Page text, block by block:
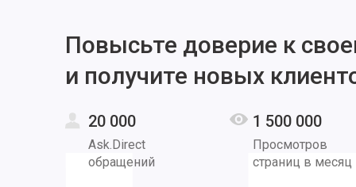
Повысьте доверие к
и получите новых
20 000
Ask.Direct
обращений
1 500 000
Просмотров
страниц в месяц